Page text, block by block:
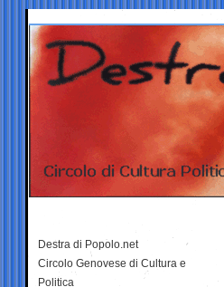
Destra di Popolo.net
Circolo Genovese di Cultura e
Politica